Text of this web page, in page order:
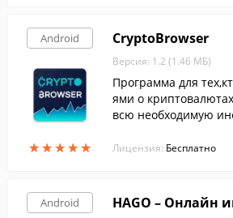
Android
★★★★★
★★★★★
CryptoBrowser
Версия: 1.2 (1.46 МБ)
Программа для
ями о
всю необходимую
ленную в понятном
Лицензия: Бесплатно
Android HAGO – Онлайн